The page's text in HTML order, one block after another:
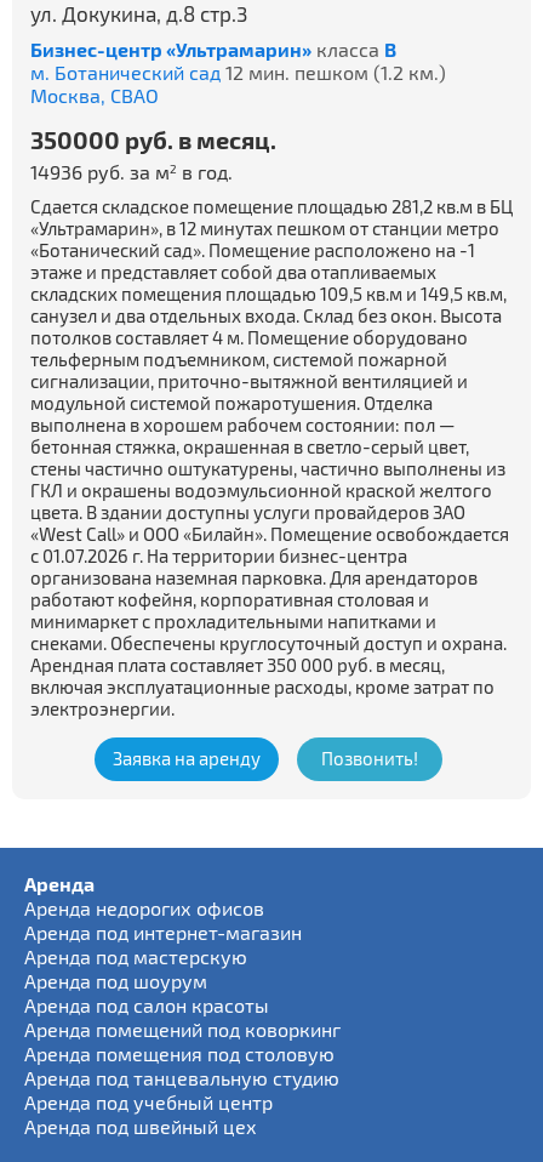
ул. Докукина, д.8 стр.3
Бизнес-центр «Ультрамарин» класса B
м. Ботанический сад 12 мин. пешком (1.2 км.)
Москва, СВАО
350000 руб. в месяц.
14936 руб. за м2 в год.
Сдается складское помещение площадью 281,2 кв.м в БЦ
«Ультрамарин», в 12 минутах пешком от станции метро
«Ботанический сад». Помещение расположено на -1
этаже и представляет собой два отапливаемых
складских помещения площадью 109,5 кв.м и 149,5 кв.м,
санузел и два отдельных входа. Склад без окон. Высота
потолков составляет 4 м. Помещение оборудовано
тельферным подъемником, системой пожарной
сигнализации, приточно-вытяжной вентиляцией и
модульной системой пожаротушения. Отделка
выполнена в хорошем рабочем состоянии: пол —
бетонная стяжка, окрашенная в светло-серый цвет,
стены частично оштукатурены, частично выполнены из
ГКЛ и окрашены водоэмульсионной краской желтого
цвета. В здании доступны услуги провайдеров ЗАО
«West Call» и ООО «Билайн». Помещение освобождается
с 01.07.2026 г. На территории бизнес-центра
организована наземная парковка. Для арендаторов
работают кофейня, корпоративная столовая и
минимаркет с прохладительными напитками и
снеками. Обеспечены круглосуточный доступ и охрана.
Арендная плата составляет 350 000 руб. в месяц,
включая эксплуатационные расходы, кроме затрат по
электроэнергии.
Заявка на аренду Позвонить!
Аренда
Аренда недорогих офисов
Аренда под интернет-магазин
Аренда под мастерскую
Аренда под шоурум
Аренда под салон красоты
Аренда помещений под коворкинг
Аренда помещения под столовую
Аренда под танцевальную студию
Аренда под учебный центр
Аренда под швейный цех